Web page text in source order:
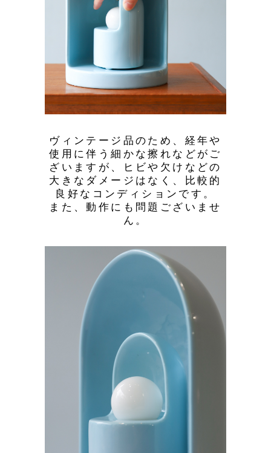
ヴィンテージ品のため、経年や
使用に伴う細かな擦れなどがご
ざいますが、ヒビや欠けなどの
大きなダメージはなく、比較的
良好なコンディションです。
また、動作にも問題ございませ
ん。